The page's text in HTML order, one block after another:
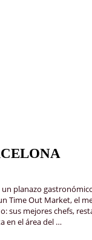
un planazo
Time Out Market, el
sus mejores chefs,
en el área del …